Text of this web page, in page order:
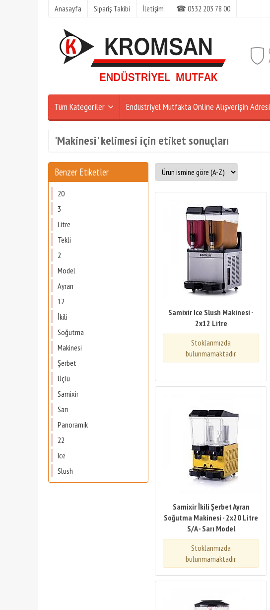
Anasayfa Sipariş Takibi İletişim ☎ 0532 203 78 00
Tüm Kategoriler Endüstriyel Mutfakta Online Alışverişin Adresi
'Makinesi' kelimesi için etiket sonuçları
Benzer Etiketler
20
3
Litre
Tekli
2
Model
Ayran
12
İkili
Soğutma
Makinesi
Şerbet
Üçlü
Samixir
Sarı
Panoramik
22
Ice
Slush
Samixir Ice Slush Makinesi -
2x12 Litre
Stoklarımızda
bulunmamaktadır.
Samixir İkili Şerbet Ayran
Soğutma Makinesi - 2x20 Litre
S/A - Sarı Model
Stoklarımızda
bulunmamaktadır.